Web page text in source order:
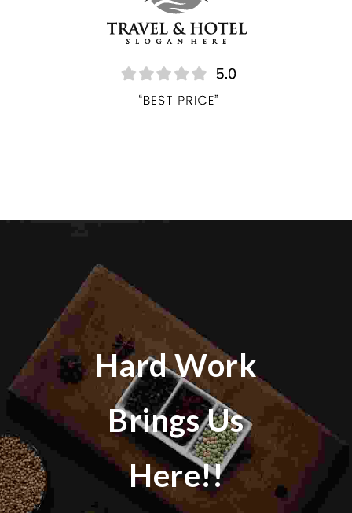
Hard Work
Brings Us
Here!!